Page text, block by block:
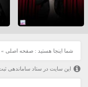
شما اینجا هستید : صفحه اصلی »
این سایت در ستاد ساماندهی